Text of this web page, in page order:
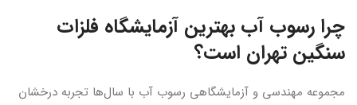
چرا رسوب آب بهترین آزمایشگاه فلزات
سنگین تهران است؟
مجموعه مهندسی و آزمایشگاهی رسوب آب با سال‌ها تجربه درخشان